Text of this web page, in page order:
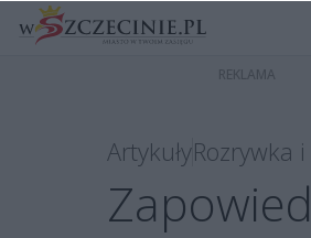
ArtykułyRozrywka